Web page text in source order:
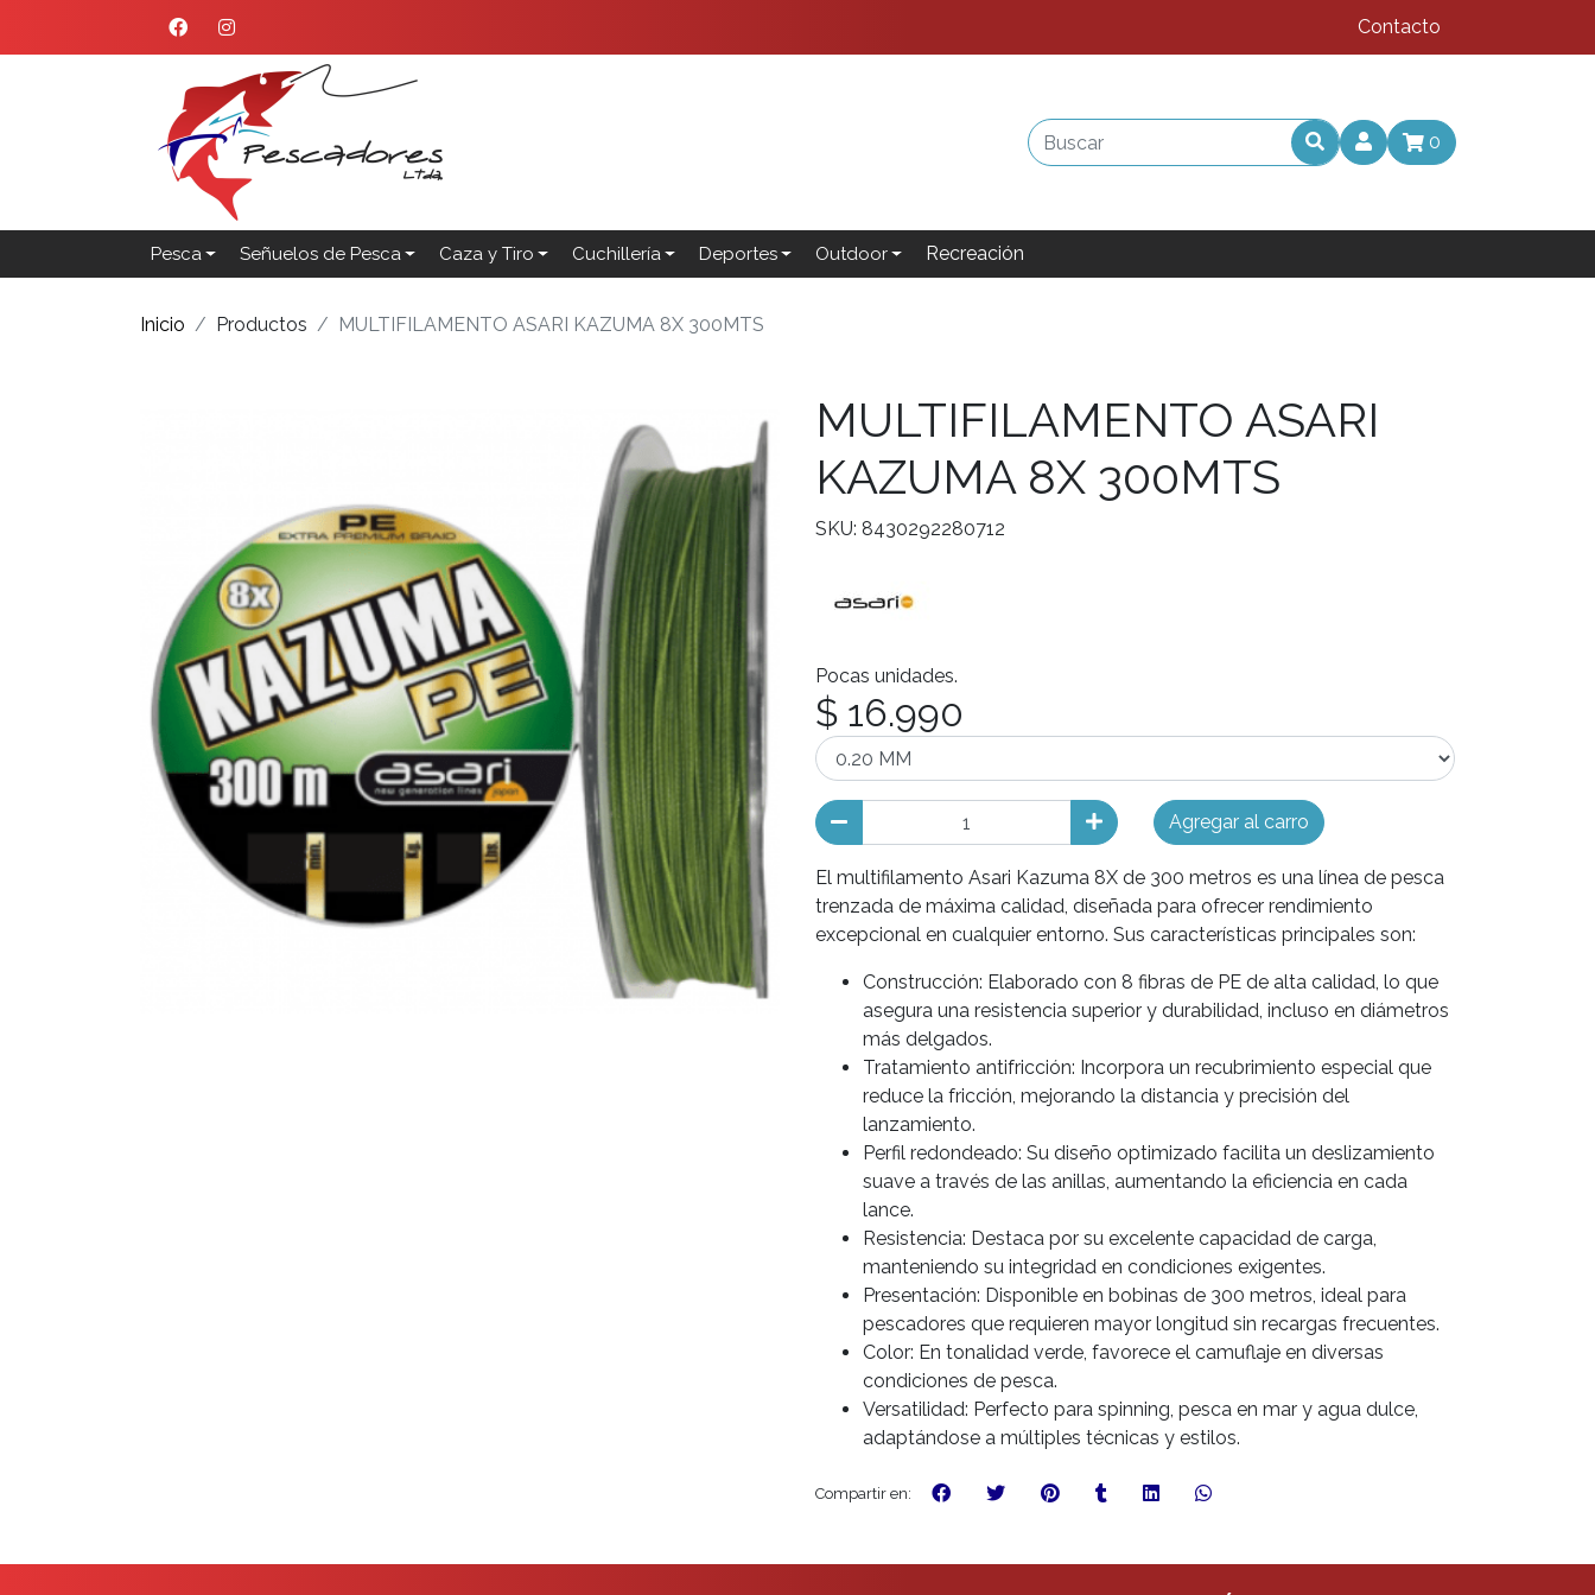
Contacto
0
Pesca Señuelos de Pesca Caza y Tiro Cuchillería Deportes Outdoor Recreación
Inicio Productos MULTIFILAMENTO ASARI KAZUMA 8X 300MTS
MULTIFILAMENTO ASARI
KAZUMA 8X 300MTS
SKU: 8430292280712
Pocas unidades.
$ 16.990
Agregar al carro
El multifilamento Asari Kazuma 8X de 300 metros es una línea de pesca
trenzada de máxima calidad, diseñada para ofrecer rendimiento
excepcional en cualquier entorno. Sus características principales son:
Construcción: Elaborado con 8 fibras de PE de alta calidad, lo que
asegura una resistencia superior y durabilidad, incluso en diámetros
más delgados.
Tratamiento antifricción: Incorpora un recubrimiento especial que
reduce la fricción, mejorando la distancia y precisión del
lanzamiento.
Perfil redondeado: Su diseño optimizado facilita un deslizamiento
suave a través de las anillas, aumentando la eficiencia en cada
lance.
Resistencia: Destaca por su excelente capacidad de carga,
manteniendo su integridad en condiciones exigentes.
Presentación: Disponible en bobinas de 300 metros, ideal para
pescadores que requieren mayor longitud sin recargas frecuentes.
Color: En tonalidad verde, favorece el camuflaje en diversas
condiciones de pesca.
Versatilidad: Perfecto para spinning, pesca en mar y agua dulce,
adaptándose a múltiples técnicas y estilos.
Compartir en: